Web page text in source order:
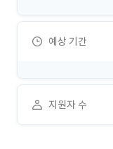
예상 기간
지원자 수